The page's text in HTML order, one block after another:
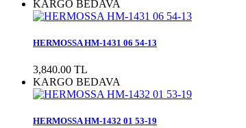
KARGO BEDAVA
HERMOSSA HM-1431 06 54-13
3,840.00 TL
KARGO BEDAVA
HERMOSSA HM-1432 01 53-19